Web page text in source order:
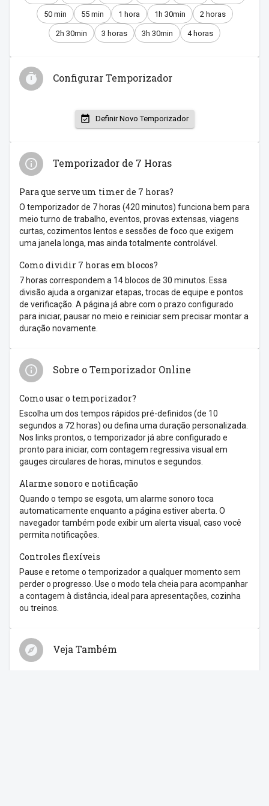
50 min 55 min 1 hora 1h 30min 2 horas
2h 30min 3 horas 3h 30min 4 horas
Configurar Temporizador
Definir Novo Temporizador
Temporizador de 7 Horas
Para que serve um timer de 7 horas?
O temporizador de 7 horas (420 minutos) funciona bem para
meio turno de trabalho, eventos, provas extensas, viagens
curtas, cozimentos lentos e sessões de foco que exigem
uma janela longa, mas ainda totalmente controlável.
Como dividir 7 horas em blocos?
7 horas correspondem a 14 blocos de 30 minutos. Essa
divisão ajuda a organizar etapas, trocas de equipe e pontos
de verificação. A página já abre com o prazo configurado
para iniciar, pausar no meio e reiniciar sem precisar montar a
duração novamente.
Sobre o Temporizador Online
Como usar o temporizador?
Escolha um dos tempos rápidos pré-definidos (de 10
segundos a 72 horas) ou defina uma duração personalizada.
Nos links prontos, o temporizador já abre configurado e
pronto para iniciar, com contagem regressiva visual em
gauges circulares de horas, minutos e segundos.
Alarme sonoro e notificação
Quando o tempo se esgota, um alarme sonoro toca
automaticamente enquanto a página estiver aberta. O
navegador também pode exibir um alerta visual, caso você
permita notificações.
Controles flexíveis
Pause e retome o temporizador a qualquer momento sem
perder o progresso. Use o modo tela cheia para acompanhar
a contagem à distância, ideal para apresentações, cozinha
ou treinos.
Veja Também